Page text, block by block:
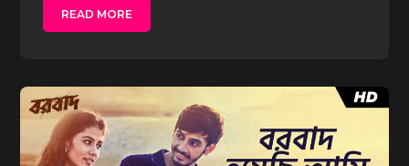
READ MORE